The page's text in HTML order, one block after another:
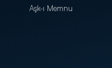
Aşk-ı Memnu